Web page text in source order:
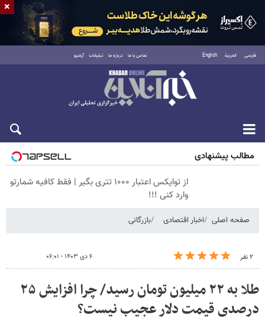
فارسی العربية English تماس با ما درباره ما تبلیغات آرشیو
پنجشنبه ۱۵ مرداد ۱۴۰۵
مطالب پیشنهادی
از توایکس اعتبار ۱۰۰۰ تتری بگیر | فقط کافیه شمارتو
وارد کنی !!!
صفحه اصلی اخبار اقتصادی بازرگانی
۲ نفر ۶ دی ۱۴۰۳ - ۰۶:۰۱
طلا به ۲۲ میلیون تومان رسید/ چرا افزایش ۲۵
درصدی قیمت دلار عجیب نیست؟
×